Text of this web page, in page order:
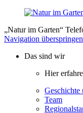
„Natur im Garten“
Navigation überspringen
Das sind wir
Hier
Team